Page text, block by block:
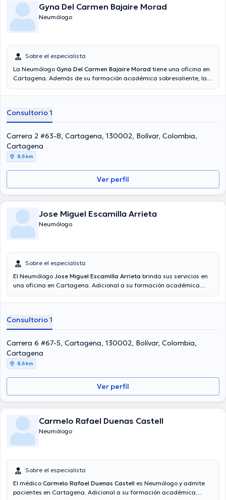
Gyna Del Carmen Bajaire Morad
Neumólogo
Sobre el especialista
La Neumólogo Gyna Del Carmen Bajaire Morad tiene una oficina en
Cartagena. Además de su formación académica sobresaliente, la
profesional de la salud lleva más de años de experiencia laboral en
desempeñado como miembro de diversas asociaciones médicas.
Gyna Del Carmen Bajaire Morad ha intervenido en múltiples
conferencias con el objetivo de tener una formación continua en su
temática de especialización y ha difundido diferentes
comunicados. Español es el idioma principal que habla la doctora.
Consultorio 1
Carrera 2 #63-8, Cartagena, 130002, Bolívar, Colombia,
Cartagena
8,6 km
Ver perfil
Jose Miguel Escamilla Arrieta
Neumólogo
Sobre el especialista
El Neumólogo Jose Miguel Escamilla Arrieta brinda sus servicios en
una oficina en Cartagena. Adicional a su formación académica
especialidad. El Dr. cuenta con varios años de experiencia laboral en
de diversas asociaciones médicas. Jose Miguel Escamilla Arrieta ha
formado parte en diversas conferencias con la meta de tener una
formación continua en su disciplina de especialización y ha
difundido diversas ediciones. Por último, el profesional de la salud
puede hablar Español en su consultorio.
Consultorio 1
Carrera 6 #67-5, Cartagena, 130002, Bolívar, Colombia,
Cartagena
8,6 km
Ver perfil
Carmelo Rafael Duenas Castell
Neumólogo
Sobre el especialista
El médico Carmelo Rafael Duenas Castell es Neumólogo y admite
pacientes en Cartagena. Adicional a su formación académica